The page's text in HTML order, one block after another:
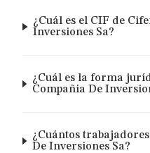
¿Cuál es el CIF de
Inversiones Sa?
¿Cuál es la forma
Compañia De
¿Cuántos
De Inversiones Sa?